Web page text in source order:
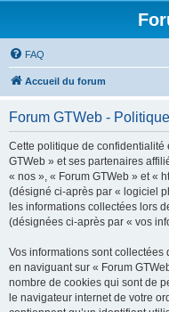
FAQ
Accueil du forum
Forum GTWeb -
Cette politique de
GTWeb » et ses partenaires
« nos », « Forum GTWeb » et «
(désigné ci-après par « logiciel
les informations collectées lors
(désignées ci-après par « vos
Vos informations sont
en naviguant sur « Forum
nombre de cookies qui sont de
le navigateur internet de votre